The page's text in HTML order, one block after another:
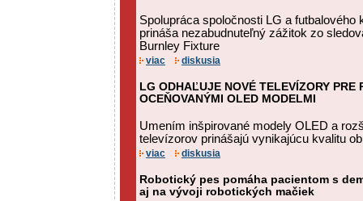
Spolupráca spoločnosti LG a futbalového
prináša nezabudnuteľný zážitok zo
Burnley Fixture
viac diskusia
LG ODHAĽUJE NOVÉ TELEVÍZORY PRE
OCEŇOVANÝMI OLED MODELMI
Umením inšpirované modely OLED a
televízorov prinášajú vynikajúcu kvalitu
viac diskusia
Robotický pes pomáha pacientom s
aj na vývoji robotických mačiek